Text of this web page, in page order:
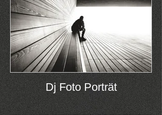
Dj Foto Porträt